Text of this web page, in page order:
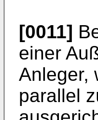
[0011]
einer
Anleger,
parallel